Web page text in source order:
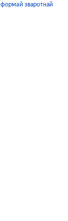
формай зваротнай